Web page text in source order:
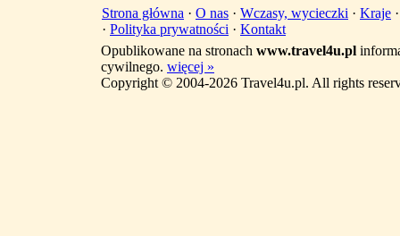
Strona główna · O nas · Wczasy, wycieczki · Kraje
· Polityka prywatności · Kontakt
Opublikowane na stronach www.travel4u.pl
cywilnego. więcej »
Copyright © 2004-2026 Travel4u.pl. All rights